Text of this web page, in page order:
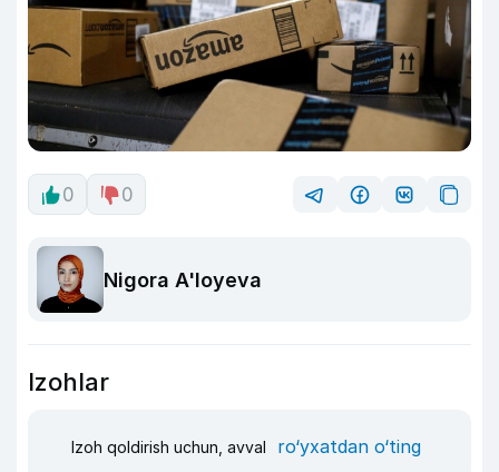
0 0
Nigora A'loyeva
Izohlar
Izoh qoldirish uchun, avval ro‘yxatdan o‘ting